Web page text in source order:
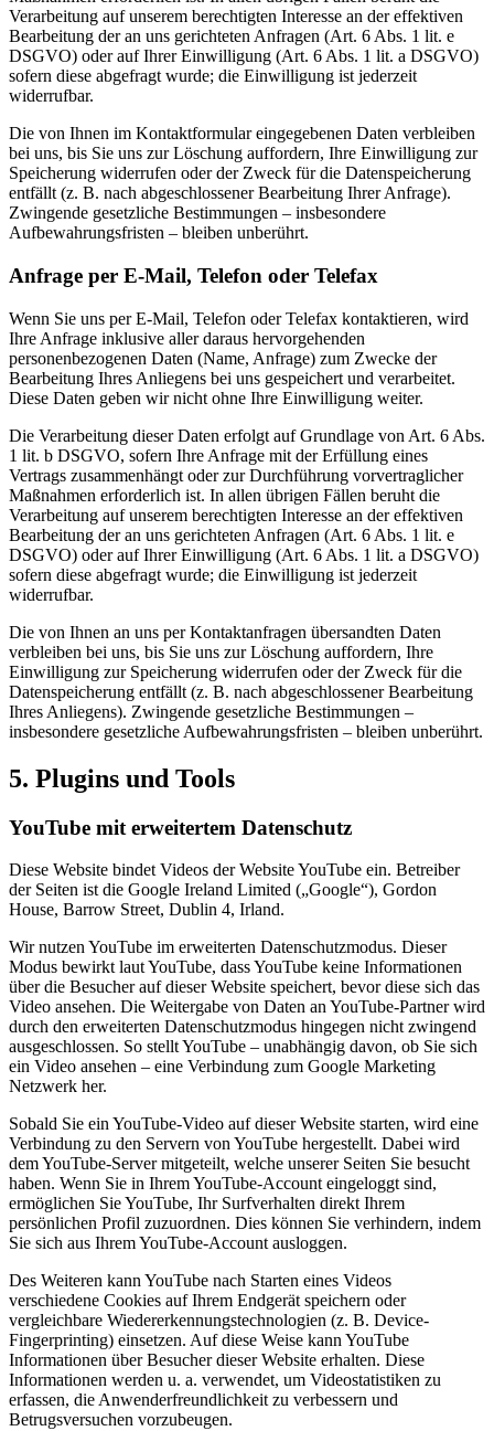
Verarbeitung auf unserem berechtigten Interesse an der effektiven
Bearbeitung der an uns gerichteten Anfragen (Art. 6 Abs. 1 lit. e
DSGVO) oder auf Ihrer Einwilligung (Art. 6 Abs. 1 lit. a DSGVO)
sofern diese abgefragt wurde; die Einwilligung ist jederzeit
widerrufbar.
Die von Ihnen im Kontaktformular eingegebenen Daten verbleiben
bei uns, bis Sie uns zur Löschung auffordern, Ihre Einwilligung zur
Speicherung widerrufen oder der Zweck für die Datenspeicherung
entfällt (z. B. nach abgeschlossener Bearbeitung Ihrer Anfrage).
Zwingende gesetzliche Bestimmungen – insbesondere
Aufbewahrungsfristen – bleiben unberührt.
Anfrage per E-Mail, Telefon oder Telefax
Wenn Sie uns per E-Mail, Telefon oder Telefax kontaktieren, wird
Ihre Anfrage inklusive aller daraus hervorgehenden
personenbezogenen Daten (Name, Anfrage) zum Zwecke der
Bearbeitung Ihres Anliegens bei uns gespeichert und verarbeitet.
Diese Daten geben wir nicht ohne Ihre Einwilligung weiter.
Die Verarbeitung dieser Daten erfolgt auf Grundlage von Art. 6 Abs.
1 lit. b DSGVO, sofern Ihre Anfrage mit der Erfüllung eines
Vertrags zusammenhängt oder zur Durchführung vorvertraglicher
Maßnahmen erforderlich ist. In allen übrigen Fällen beruht die
Verarbeitung auf unserem berechtigten Interesse an der effektiven
Bearbeitung der an uns gerichteten Anfragen (Art. 6 Abs. 1 lit. e
DSGVO) oder auf Ihrer Einwilligung (Art. 6 Abs. 1 lit. a DSGVO)
sofern diese abgefragt wurde; die Einwilligung ist jederzeit
widerrufbar.
Die von Ihnen an uns per Kontaktanfragen übersandten Daten
verbleiben bei uns, bis Sie uns zur Löschung auffordern, Ihre
Einwilligung zur Speicherung widerrufen oder der Zweck für die
Datenspeicherung entfällt (z. B. nach abgeschlossener Bearbeitung
Ihres Anliegens). Zwingende gesetzliche Bestimmungen –
insbesondere gesetzliche Aufbewahrungsfristen – bleiben unberührt.
5. Plugins und Tools
YouTube mit erweitertem Datenschutz
Diese Website bindet Videos der Website YouTube ein. Betreiber
der Seiten ist die Google Ireland Limited („Google“), Gordon
House, Barrow Street, Dublin 4, Irland.
Wir nutzen YouTube im erweiterten Datenschutzmodus. Dieser
Modus bewirkt laut YouTube, dass YouTube keine Informationen
über die Besucher auf dieser Website speichert, bevor diese sich das
Video ansehen. Die Weitergabe von Daten an YouTube-Partner wird
durch den erweiterten Datenschutzmodus hingegen nicht zwingend
ausgeschlossen. So stellt YouTube – unabhängig davon, ob Sie sich
ein Video ansehen – eine Verbindung zum Google Marketing
Netzwerk her.
Sobald Sie ein YouTube-Video auf dieser Website starten, wird eine
Verbindung zu den Servern von YouTube hergestellt. Dabei wird
dem YouTube-Server mitgeteilt, welche unserer Seiten Sie besucht
haben. Wenn Sie in Ihrem YouTube-Account eingeloggt sind,
ermöglichen Sie YouTube, Ihr Surfverhalten direkt Ihrem
persönlichen Profil zuzuordnen. Dies können Sie verhindern, indem
Sie sich aus Ihrem YouTube-Account ausloggen.
Des Weiteren kann YouTube nach Starten eines Videos
verschiedene Cookies auf Ihrem Endgerät speichern oder
vergleichbare Wiedererkennungstechnologien (z. B. Device-
Fingerprinting) einsetzen. Auf diese Weise kann YouTube
Informationen über Besucher dieser Website erhalten. Diese
Informationen werden u. a. verwendet, um Videostatistiken zu
erfassen, die Anwenderfreundlichkeit zu verbessern und
Betrugsversuchen vorzubeugen.